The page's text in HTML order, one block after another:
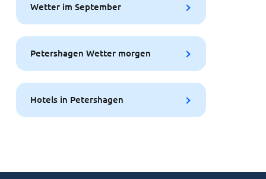
Wetter im September
Petershagen Wetter morgen
Hotels in Petershagen